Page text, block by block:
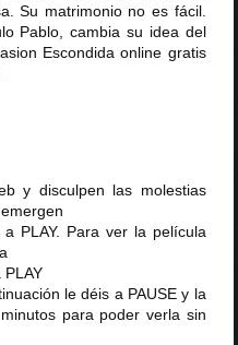
Su matrimonio no es fácil.
Pablo, cambia su idea del
Escondida online gratis
y disculpen las molestias
PLAY. Para ver la película
le déis a PAUSE y la
para poder verla sin